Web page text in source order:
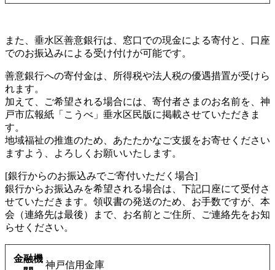
また、垂水区善意銀行は、窓口での現金による寄付と、口座
でのお振込みによる受け付けが可能です。
善意銀行への寄付金は、所得税や法人税の優遇措置が受けら
れます。
加えて、ご希望される場合には、寄付者さまのお名前を、神
戸市広報紙「こうべ」垂水区民版に掲載させていただきま
す。
地域福祉の推進のため、あたたかなご支援をお寄せください
ますよう、よろしくお願いいたします。
[銀行からのお振込みでご寄付いただく場合]
銀行からお振込みを希望される場合は、下記口座にて受付さ
せていただきます。領収書の発送のため、お手数ですが、本
会（連絡先は最後）まで、お名前とご住所、ご連絡先をお知
らせください。
金融機
神戸信用金庫